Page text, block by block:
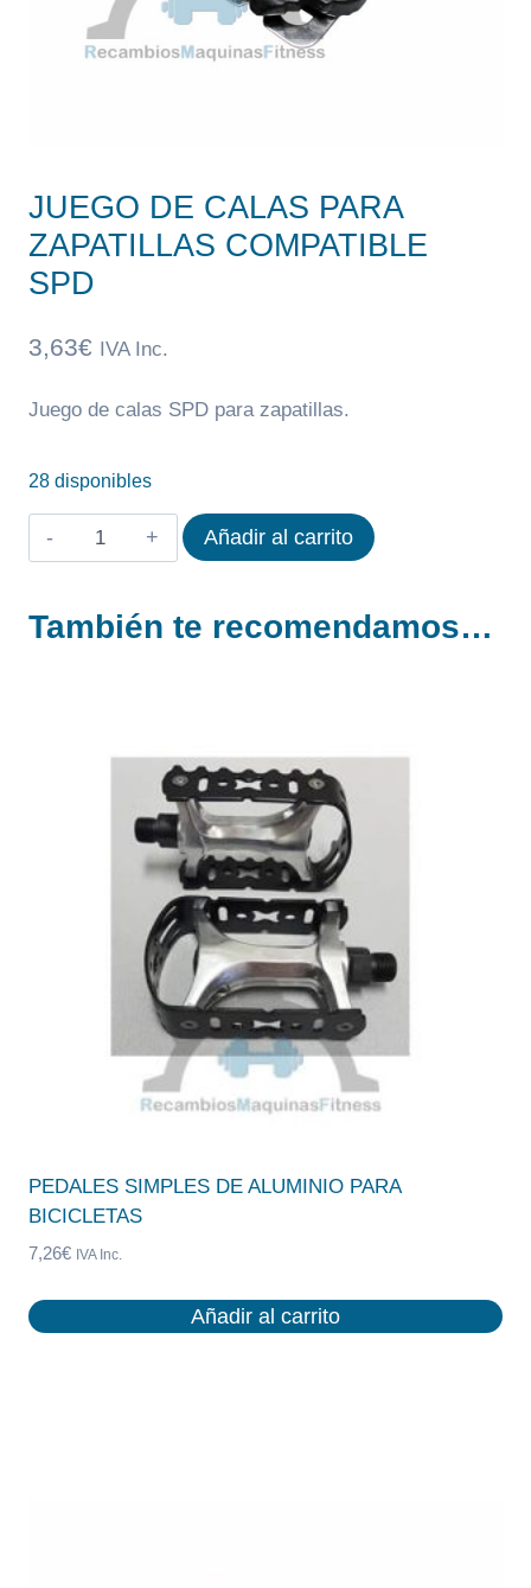
JUEGO DE CALAS PARA
ZAPATILLAS COMPATIBLE
SPD
3,63€ IVA Inc.
Juego de calas SPD para zapatillas.
28 disponibles
JUEGO
DE
PARA
cantidad
Añadir al carrito
También te recomendamos…
PEDALES SIMPLES DE ALUMINIO PARA
BICICLETAS
7,26€ IVA Inc.
Añadir al carrito